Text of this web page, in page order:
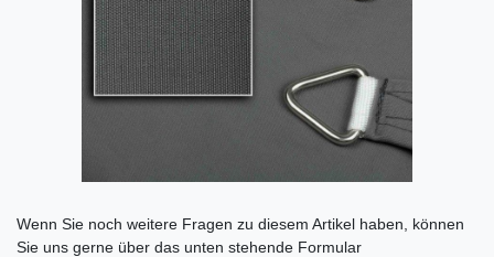
Wenn Sie noch weitere Fragen zu diesem Artikel haben, können
Sie uns gerne über das unten stehende Formular